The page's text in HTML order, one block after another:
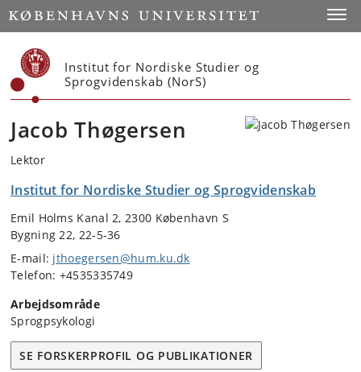
Start
Institut for Nordiske Studier og
Sprogvidenskab (NorS)
Jacob Thøgersen
Lektor
Institut for Nordiske Studier og Sprogvidenskab
Emil Holms Kanal 2, 2300 København S
Bygning 22, 22-5-36
E-mail: jthoegersen@hum.ku.dk
Telefon: +4535335749
Arbejdsområde
Sprogpsykologi
SE FORSKERPROFIL OG PUBLIKATIONER